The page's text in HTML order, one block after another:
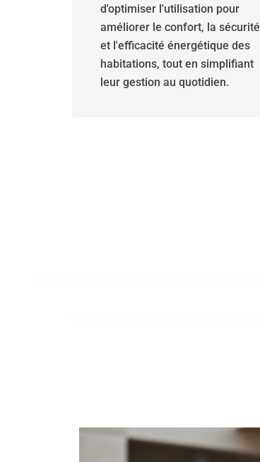
d'optimiser l'utilisation pour
améliorer le confort, la sécurité
et l'efficacité énergétique des
habitations, tout en simplifiant
leur gestion au quotidien.